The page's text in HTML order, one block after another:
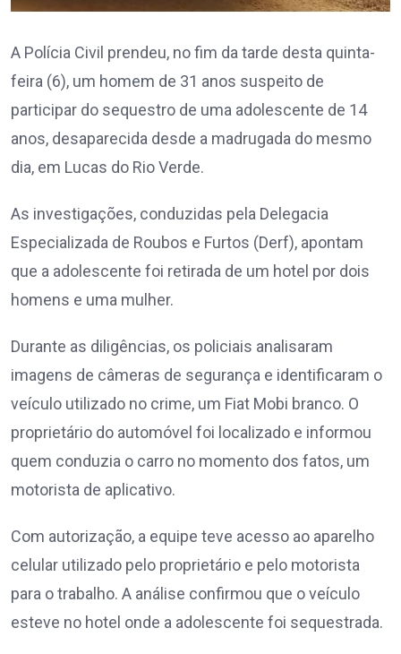
A Polícia Civil prendeu, no fim da tarde desta quinta-
feira (6), um homem de 31 anos suspeito de
participar do sequestro de uma adolescente de 14
anos, desaparecida desde a madrugada do mesmo
dia, em Lucas do Rio Verde.
As investigações, conduzidas pela Delegacia
Especializada de Roubos e Furtos (Derf), apontam
que a adolescente foi retirada de um hotel por dois
homens e uma mulher.
Durante as diligências, os policiais analisaram
imagens de câmeras de segurança e identificaram o
veículo utilizado no crime, um Fiat Mobi branco. O
proprietário do automóvel foi localizado e informou
quem conduzia o carro no momento dos fatos, um
motorista de aplicativo.
Com autorização, a equipe teve acesso ao aparelho
celular utilizado pelo proprietário e pelo motorista
para o trabalho. A análise confirmou que o veículo
esteve no hotel onde a adolescente foi sequestrada.